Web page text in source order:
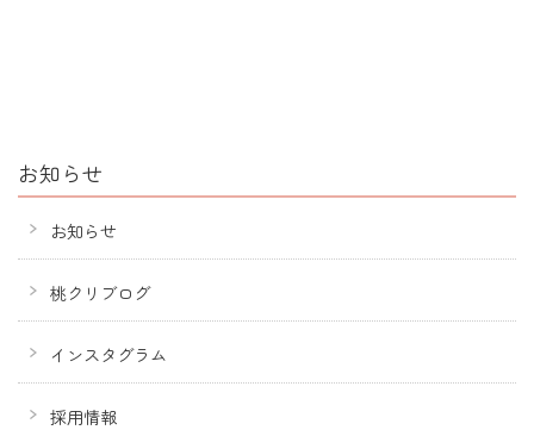
お知らせ
お知らせ
桃クリブログ
インスタグラム
採用情報